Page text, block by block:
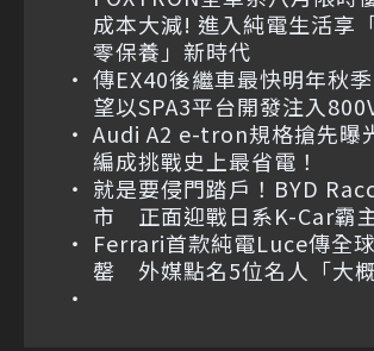
成本大減! 進入純電生活享
零保養」新時代
傳EX40後繼車最快明年秋
望以SPA3平台開發注入
Audi A2 e-tron規格搶先曝
編成挑戰史上最省電！
就是要侵門踏戶！BYD
市 正面迎戰日系K-Car霸
Ferrari首款純電Luce傳全
罄 外媒點名5位名人「大概